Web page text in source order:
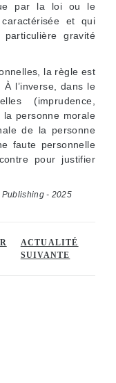
par la loi ou le
et qui
gravité
la règle est
l’inverse, dans le
(imprudence,
la personne morale
de la personne
faute personnelle
pour justifier
- 2025
ACTUALITÉ
SUIVANTE